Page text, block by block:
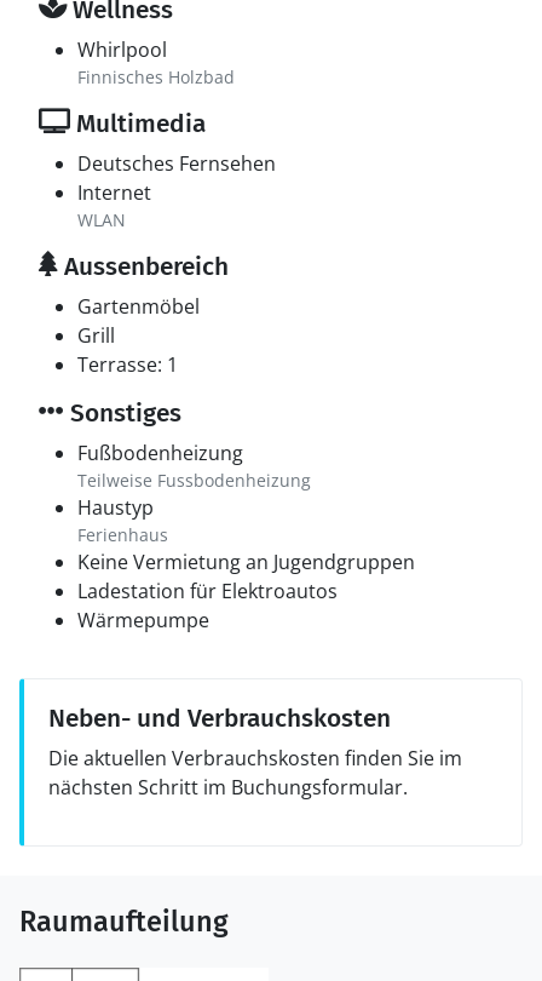
Wellness
Whirlpool
Finnisches Holzbad
Multimedia
Deutsches Fernsehen
Internet
WLAN
Aussenbereich
Gartenmöbel
Grill
Terrasse: 1
Sonstiges
Fußbodenheizung
Teilweise Fussbodenheizung
Haustyp
Ferienhaus
Keine Vermietung an Jugendgruppen
Ladestation für Elektroautos
Wärmepumpe
Neben- und Verbrauchskosten
Die aktuellen Verbrauchskosten finden Sie im
nächsten Schritt im Buchungsformular.
Raumaufteilung